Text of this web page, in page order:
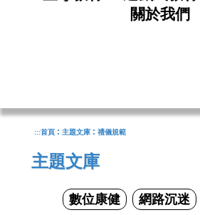
關於我們
:::首頁 : 主題文庫 : 禮儀規範
主題文庫
數位康健 網路沉迷